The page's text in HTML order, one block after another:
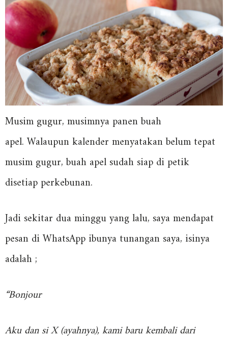
Musim gugur, musimnya panen buah
apel. Walaupun kalender menyatakan belum tepat
musim gugur, buah apel sudah siap di petik
disetiap perkebunan.
Jadi sekitar dua minggu yang lalu, saya mendapat
pesan di WhatsApp ibunya tunangan saya, isinya
adalah ;
“Bonjour
Aku dan si X (ayahnya), kami baru kembali dari